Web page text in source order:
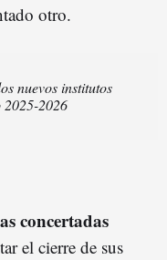
otro.
nuevos institutos
2025-2026
concertadas
el cierre de sus